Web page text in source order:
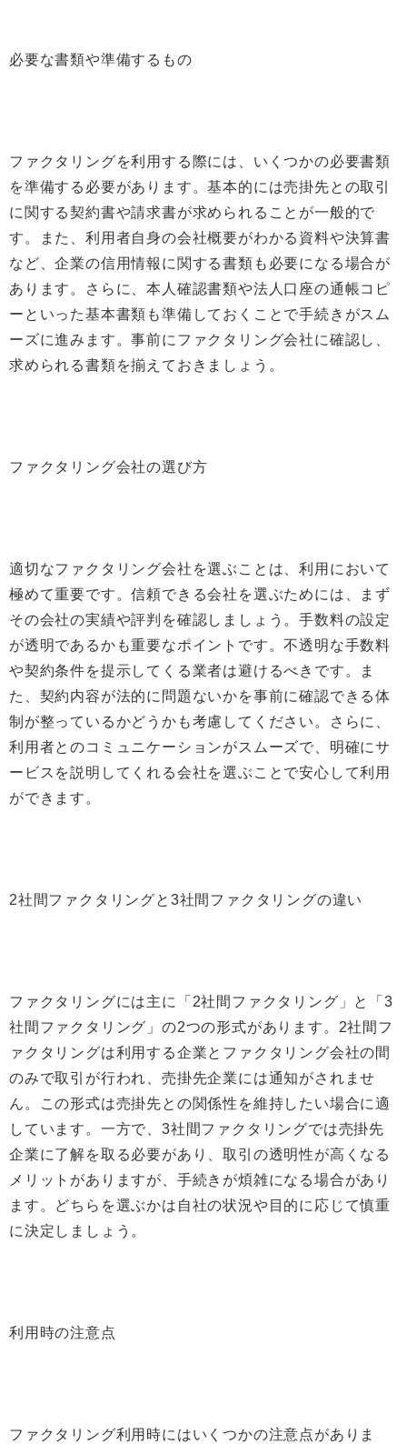
必要な書類や準備するもの
ファクタリングを利用する際には、いくつかの必要書類
を準備する必要があります。基本的には売掛先との取引
に関する契約書や請求書が求められることが一般的で
す。また、利用者自身の会社概要がわかる資料や決算書
など、企業の信用情報に関する書類も必要になる場合が
あります。さらに、本人確認書類や法人口座の通帳コピ
ーといった基本書類も準備しておくことで手続きがスム
ーズに進みます。事前にファクタリング会社に確認し、
求められる書類を揃えておきましょう。
ファクタリング会社の選び方
適切なファクタリング会社を選ぶことは、利用において
極めて重要です。信頼できる会社を選ぶためには、まず
その会社の実績や評判を確認しましょう。手数料の設定
が透明であるかも重要なポイントです。不透明な手数料
や契約条件を提示してくる業者は避けるべきです。ま
た、契約内容が法的に問題ないかを事前に確認できる体
制が整っているかどうかも考慮してください。さらに、
利用者とのコミュニケーションがスムーズで、明確にサ
ービスを説明してくれる会社を選ぶことで安心して利用
ができます。
2社間ファクタリングと3社間ファクタリングの違い
ファクタリングには主に「2社間ファクタリング」と「3
社間ファクタリング」の2つの形式があります。2社間フ
ァクタリングは利用する企業とファクタリング会社の間
のみで取引が行われ、売掛先企業には通知がされませ
ん。この形式は売掛先との関係性を維持したい場合に適
しています。一方で、3社間ファクタリングでは売掛先
企業に了解を取る必要があり、取引の透明性が高くなる
メリットがありますが、手続きが煩雑になる場合があり
ます。どちらを選ぶかは自社の状況や目的に応じて慎重
に決定しましょう。
利用時の注意点
ファクタリング利用時にはいくつかの注意点がありま